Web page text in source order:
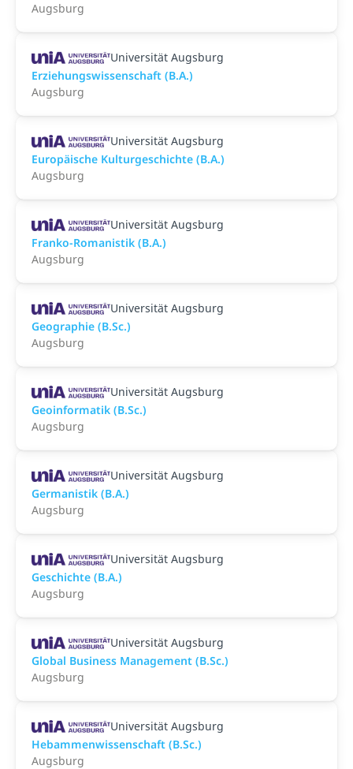
Augsburg
Universität Augsburg
Erziehungswissenschaft (B.A.)
Augsburg
Universität Augsburg
Europäische Kulturgeschichte (B.A.)
Augsburg
Universität Augsburg
Franko-Romanistik (B.A.)
Augsburg
Universität Augsburg
Geographie (B.Sc.)
Augsburg
Universität Augsburg
Geoinformatik (B.Sc.)
Augsburg
Universität Augsburg
Germanistik (B.A.)
Augsburg
Universität Augsburg
Geschichte (B.A.)
Augsburg
Universität Augsburg
Global Business Management (B.Sc.)
Augsburg
Universität Augsburg
Hebammenwissenschaft (B.Sc.)
Augsburg